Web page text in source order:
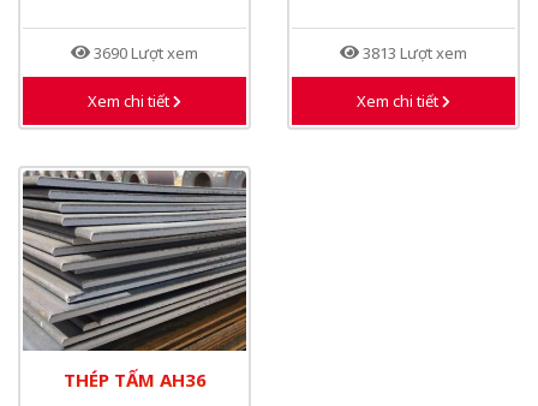
3690 Lượt xem
Xem chi tiết
3813 Lượt xem
Xem chi tiết
THÉP TẤM AH36